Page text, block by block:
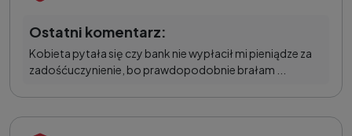
Ostatni komentarz:
Kobieta pytała się czy bank nie wypłacił mi pieniądze za
zadośćuczynienie, bo prawdopodobnie brałam ...